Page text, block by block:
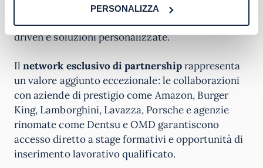
PERSONALIZZA
storytelling, integrate con l’utilizzo avanzato
dell’intelligenza artificiale per campagne data-
driven e soluzioni personalizzate.
Ilnetwork esclusivo di partnershiprappresenta
un valore aggiunto eccezionale: le collaborazioni
con aziende di prestigio come Amazon, Burger
King, Lamborghini, Lavazza, Porsche e agenzie
rinomate come Dentsu e OMD garantiscono
accesso diretto a stage formativi e opportunità di
inserimento lavorativo qualificato.